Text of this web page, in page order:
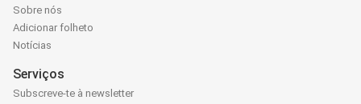
Sobre nós
Adicionar folheto
Notícias
Serviços
Subscreve-te à newsletter